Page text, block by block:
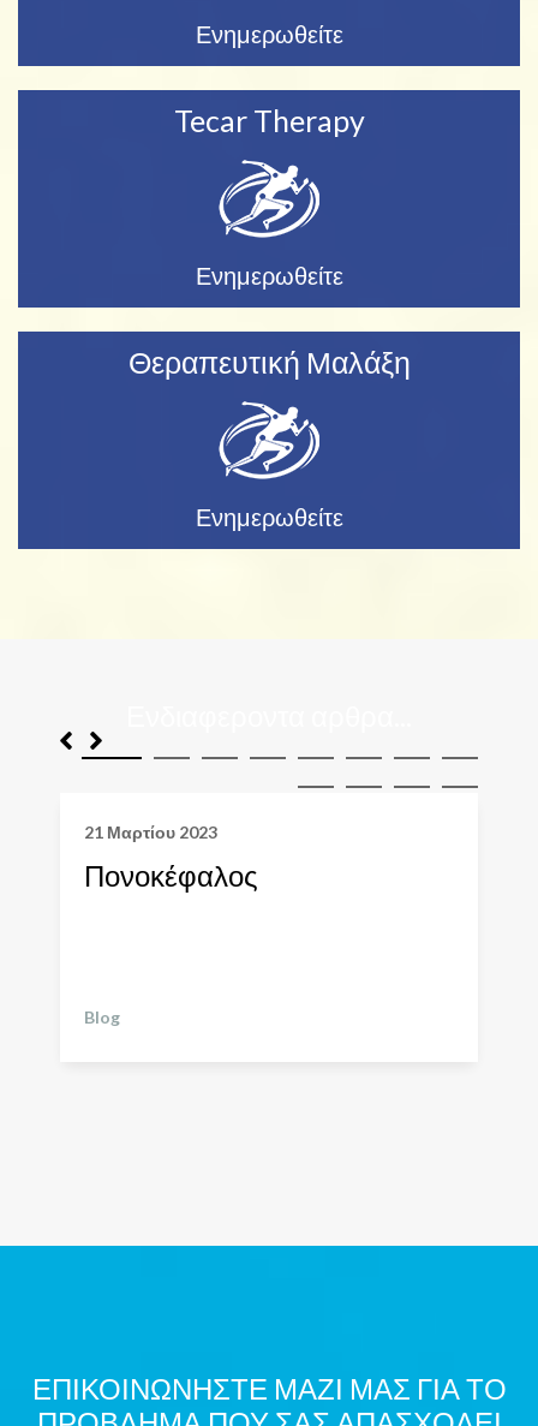
Ενημερωθείτε
Tecar Therapy
Ενημερωθείτε
Θεραπευτική Μαλάξη
Ενημερωθείτε
21 Μαρτίου 2023
Πονοκέφαλος
Blog
ΕΠΙΚΟΙΝΩΝΗΣΤΕ ΜΑΖΙ ΜΑΣ ΓΙΑ ΤΟ